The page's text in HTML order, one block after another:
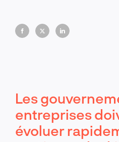
facilitée par l'IA.
Les
entreprises
évoluer